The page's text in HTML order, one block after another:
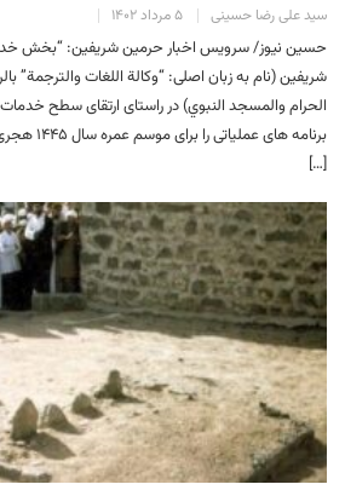
سید علی رضا حسینی ۵ مرداد ۱۴۰۲
حسین نیوز/ سرویس اخبار حرمین شریفین: “بخش
شریفین (نام به زبان اصلی: “وكالة اللغات والترجمة”
الحرام والمسجد النبوي) در راستای ارتقای سطح خدمات
برنامه
[…]